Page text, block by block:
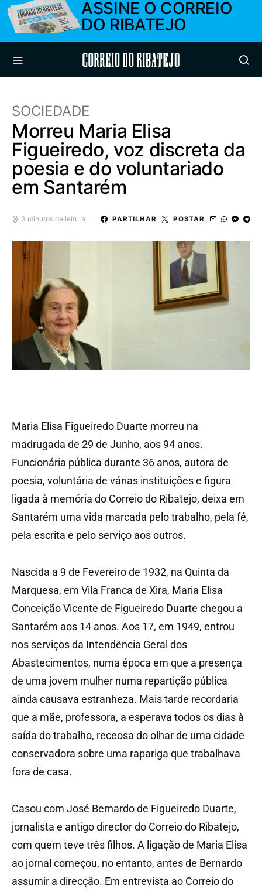
ASSINE O CORREIO
DO RIBATEJO
Correio do Ribatejo
SOCIEDADE
Morreu Maria Elisa
Figueiredo, voz discreta da
poesia e do voluntariado
em Santarém
3 minutos de leitura PARTILHAR POSTAR
Maria Elisa Figueiredo Duarte morreu na
madrugada de 29 de Junho, aos 94 anos.
Funcionária pública durante 36 anos, autora de
poesia, voluntária de várias instituições e figura
ligada à memória do Correio do Ribatejo, deixa em
Santarém uma vida marcada pelo trabalho, pela fé,
pela escrita e pelo serviço aos outros.
Nascida a 9 de Fevereiro de 1932, na Quinta da
Marquesa, em Vila Franca de Xira, Maria Elisa
Conceição Vicente de Figueiredo Duarte chegou a
Santarém aos 14 anos. Aos 17, em 1949, entrou
nos serviços da Intendência Geral dos
Abastecimentos, numa época em que a presença
de uma jovem mulher numa repartição pública
ainda causava estranheza. Mais tarde recordaria
que a mãe, professora, a esperava todos os dias à
saída do trabalho, receosa do olhar de uma cidade
conservadora sobre uma rapariga que trabalhava
fora de casa.
Casou com José Bernardo de Figueiredo Duarte,
jornalista e antigo director do Correio do Ribatejo,
com quem teve três filhos. A ligação de Maria Elisa
ao jornal começou, no entanto, antes de Bernardo
assumir a direcção. Em entrevista ao Correio do